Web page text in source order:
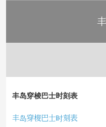
丰岛穿梭巴士时刻表
丰岛穿梭巴士时刻表